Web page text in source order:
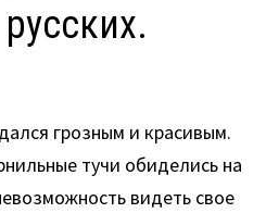
грозным и красивым.
тучи обиделись на
видеть свое